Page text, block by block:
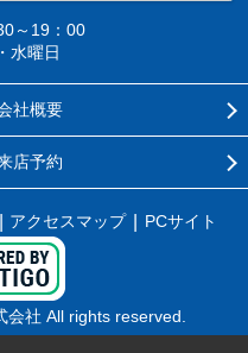
～19：00
水曜日
社概要
店予約
アクセスマップ PCサイト
社 All rights reserved.